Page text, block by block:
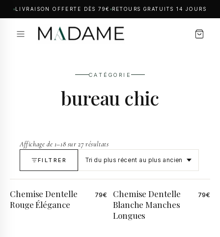
LIVRAISON OFFERTE DÈS 79€ RETOURS GRATUITS 14 JOURS
CATÉGORIE
bureau chic
Affichage de 1–18 sur 27 résultats
FILTRER
Chemise Dentelle
Rouge Élégance
79€
Chemise Dentelle
Blanche Manches
Longues
79€